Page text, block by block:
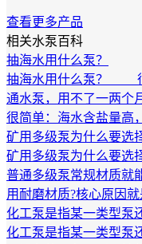
查看更多产品
相关水泵百科
抽海水用什么泵？
抽海水用什么泵？ 很
通水泵，用不了一两个
很简单：海水含盐量高
矿用多级泵为什么要选
矿用多级泵为什么要
普通多级泵常规材质就
用耐磨材质?核心原因
化工泵是指某一类型泵
化工泵是指某一类型